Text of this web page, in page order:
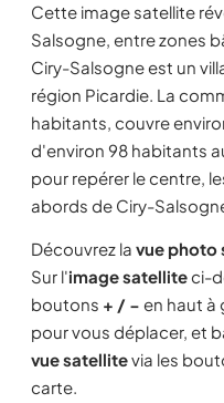
Cette image satellite
Salsogne, entre zones
Ciry-Salsogne est un
région Picardie. La
habitants, couvre
d'environ 98 habitants
pour repérer le centre,
abords de Ciry-
Découvrez la vue photo
Sur l'image satelliteci-
boutons + / − en haut à
pour vous déplacer, et
vue satellitevia les
carte.